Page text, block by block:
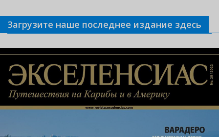
Связанные новости
Загрузите наше последнее издание здесь